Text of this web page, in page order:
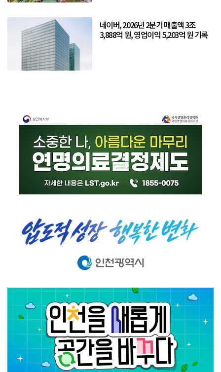
네이버, 2026년 2분기 매출액 3조
3,888억 원, 영업이익 5,203억 원 기록